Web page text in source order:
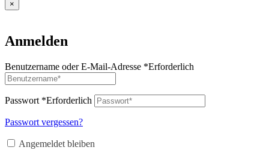
×
Anmelden
Benutzername oder E-Mail-Adresse *Erforderlich
Passwort *Erforderlich
Passwort vergessen?
Angemeldet bleiben